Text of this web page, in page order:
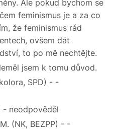
Ale pokud bychom se
feminismus je a za co
že feminismus rád
ovšem dát
to po mě nechtějte.
jsem k tomu důvod.
SPD) - -
- neodpověděl
(NK, BEZPP) - -